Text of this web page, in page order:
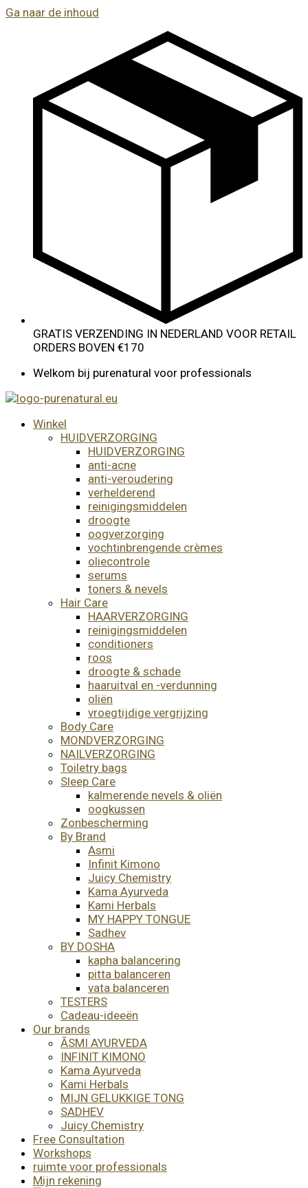
Ga naar de inhoud
GRATIS VERZENDING IN NEDERLAND VOOR RETAIL
ORDERS BOVEN €170
Welkom bij purenatural voor professionals
Winkel
HUIDVERZORGING
HUIDVERZORGING
anti-acne
anti-veroudering
verhelderend
reinigingsmiddelen
droogte
oogverzorging
vochtinbrengende crèmes
oliecontrole
serums
toners & nevels
Hair Care
HAARVERZORGING
reinigingsmiddelen
conditioners
roos
droogte & schade
haaruitval en -verdunning
oliën
vroegtijdige vergrijzing
Body Care
MONDVERZORGING
NAILVERZORGING
Toiletry bags
Sleep Care
kalmerende nevels & oliën
oogkussen
Zonbescherming
By Brand
Asmi
Infinit Kimono
Juicy Chemistry
Kama Ayurveda
Kami Herbals
MY HAPPY TONGUE
Sadhev
BY DOSHA
kapha balancering
pitta balanceren
vata balanceren
TESTERS
Cadeau-ideeën
Our brands
ĀSMI AYURVEDA
INFINIT KIMONO
Kama Ayurveda
Kami Herbals
MIJN GELUKKIGE TONG
SADHEV
Juicy Chemistry
Free Consultation
Workshops
ruimte voor professionals
Mijn rekening